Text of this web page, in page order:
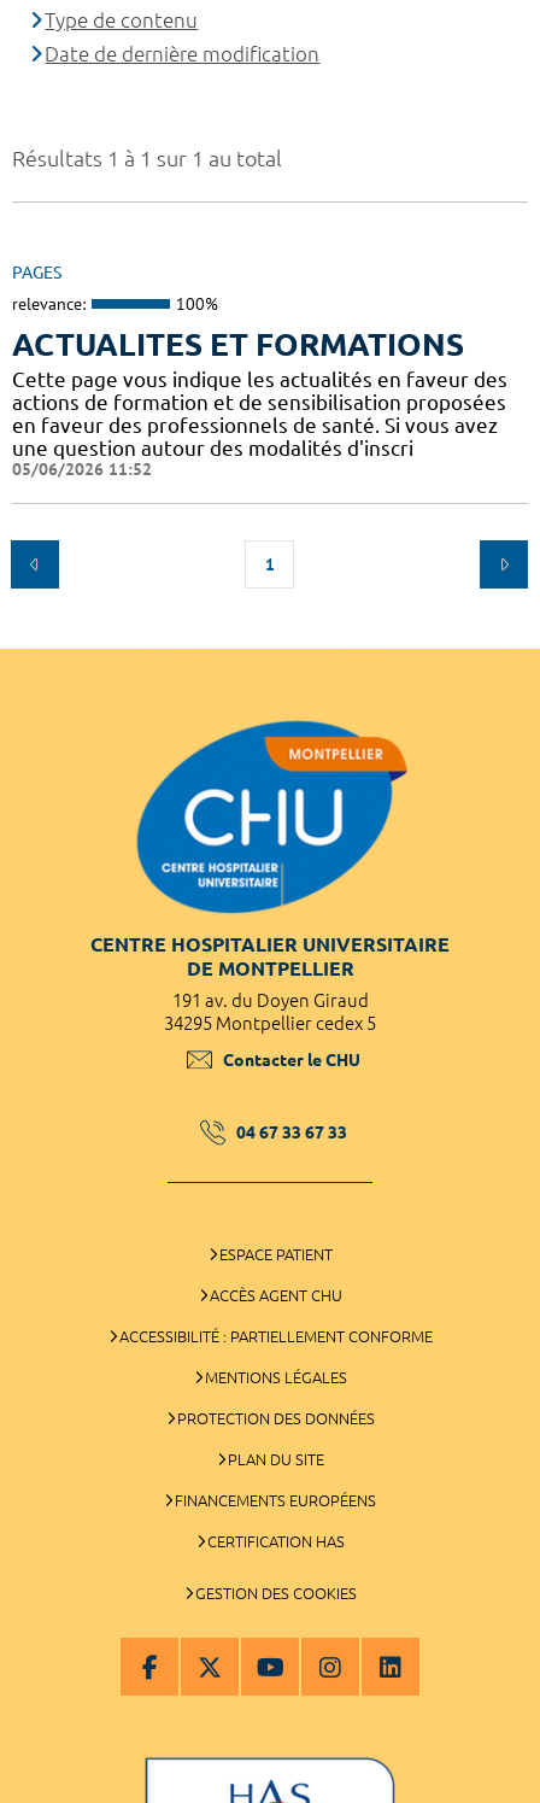
Résultats 1 à 1 sur 1 au total
PAGES
relevance: 100%
ACTUALITES ET FORMATIONS
Cette page vous indique les actualités en faveur des
actions de formation et de sensibilisation proposées
en faveur des professionnels de santé. Si vous avez
une question autour des modalités d'inscri
05/06/2026 11:52
1
Type de contenu
Date de dernière modification
CENTRE HOSPITALIER UNIVERSITAIRE
DE MONTPELLIER
191 av. du Doyen Giraud
34295 Montpellier cedex 5
Contacter le CHU
04 67 33 67 33
ESPACE PATIENT
ACCÈS AGENT CHU
ACCESSIBILITÉ : PARTIELLEMENT CONFORME
MENTIONS LÉGALES
PROTECTION DES DONNÉES
PLAN DU SITE
FINANCEMENTS EUROPÉENS
CERTIFICATION HAS
GESTION DES COOKIES